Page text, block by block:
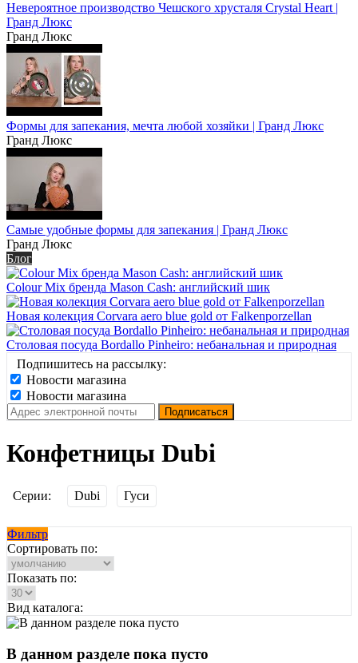
Невероятное производство Чешского хрусталя Crystal Heart |
Гранд Люкс
Гранд Люкс
Формы для запекания, мечта любой хозяйки | Гранд Люкс
Гранд Люкс
Самые удобные формы для запекания | Гранд Люкс
Гранд Люкс
Блог
Colour Mix бренда Mason Cash: английский шик
Новая колекция Corvara aero blue gold от Falkenporzellan
Столовая посуда Bordallo Pinheiro: небанальная и природная
Подпишитесь на рассылку:
Новости магазина
Новости магазина
Конфетницы Dubi
Серии: Dubi Гуси
Фильтр
Сортировать по:
Показать по:
Вид каталога:
В данном разделе пока пусто